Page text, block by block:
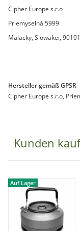
Cipher Europe s.r.o
Priemyselná 5999
Malacky, Slowakei, 90101
Hersteller gemäß GPSR
Cipher Europe s.r.o,
Kunden
Auf Lager